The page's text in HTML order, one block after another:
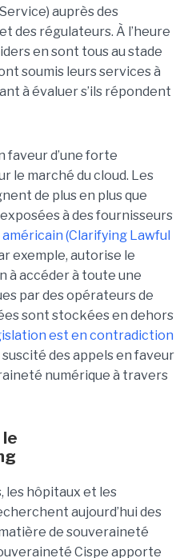
auprès des
des régulateurs. À l’heure
en sont tous au stade
soumis leurs services à
à évaluer s’ils répondent
faveur d’une forte
le marché du cloud. Les
de plus en plus que
à des fournisseurs
américain (Clarifying Lawful
exemple, autorise le
à accéder à toute une
par des opérateurs de
sont stockées en dehors
est en contradiction
des appels en faveur
numérique à travers
les hôpitaux et les
aujourd’hui des
de souveraineté
Cispe apporte